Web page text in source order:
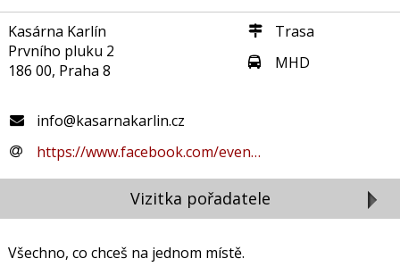
Kasárna Karlín
Prvního pluku 2
186 00, Praha 8
Trasa
MHD
info@kasarnakarlin.cz
https://www.facebook.com/even…
Vizitka pořadatele
Všechno, co chceš na jednom místě.